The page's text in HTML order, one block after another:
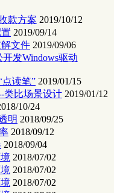
款方案 2019/10/12
2019/09/14
解文件 2019/09/06
发Windows驱动
读笔” 2019/01/15
类比场景设计 2019/01/12
10/24
明 2018/09/25
2018/09/12
2018/09/04
2018/07/02
2018/07/02
2018/07/02